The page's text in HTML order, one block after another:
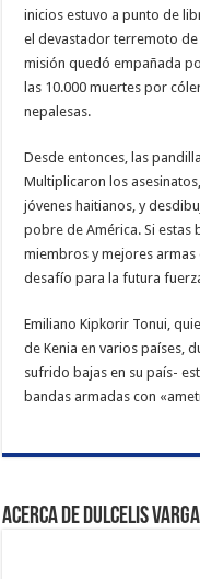
inicios estuvo a punto de
el devastador terremoto de
misión quedó empañada
las 10.000 muertes por
nepalesas.
Desde entonces, las
Multiplicaron los
jóvenes haitianos, y
pobre de América. Si estas
miembros y mejores
desafío para la futura
Emiliano Kipkorir Tonui,
de Kenia en varios países,
sufrido bajas en su país-
bandas armadas con
Acerca de Dulcelis